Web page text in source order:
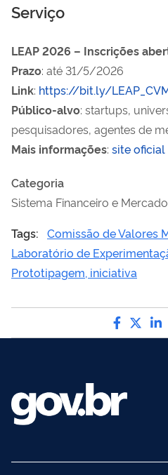
Serviço
LEAP 2026 – Inscrições
Prazo: até 31/5/2026
Link: https://bit.ly/
Público-alvo: startups,
pesquisadores, agentes de
Mais informações: site oficial
Categoria
Sistema Financeiro e Mercado
Tags: Comissão de Valores
Laboratório de
Prototipagem, iniciativa